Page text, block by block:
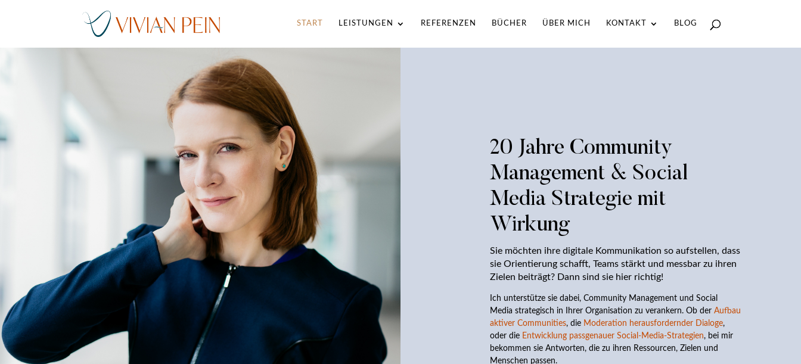
START LEISTUNGEN REFERENZEN BÜCHER ÜBER MICH KONTAKT BLOG
20 Jahre Community
Management & Social
Media Strategie mit
Wirkung
Sie möchten ihre digitale Kommunikation so aufstellen, dass
sie Orientierung schafft, Teams stärkt und messbar zu ihren
Zielen beiträgt? Dann sind sie hier richtig!
Ich unterstütze sie dabei, Community Management und Social
Media strategisch in Ihrer Organisation zu verankern. Ob der Aufbau
aktiver Communities, die Moderation herausfordernder Dialoge,
oder die Entwicklung passgenauer Social-Media-Strategien, bei mir
bekommen sie Antworten, die zu ihren Ressourcen, Zielen und
Menschen passen.